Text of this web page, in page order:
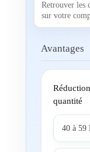
Retrouver les
sur votre
Avantages
quantité
40 à 59